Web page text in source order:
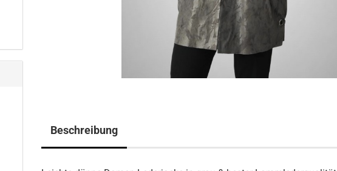
Beschreibung